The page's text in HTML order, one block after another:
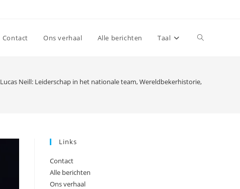
Contact Ons verhaal Alle berichten Taal Toggle
Lucas Neill: Leiderschap in het nationale team, Wereldbekerhistorie, Bijdragen
Links
Contact
Alle berichten
Ons verhaal